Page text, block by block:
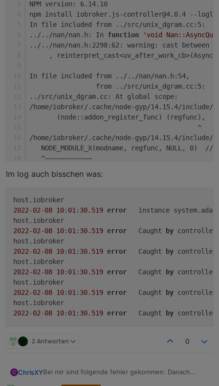
NPM version: 6.14.10
npm install iobroker.js-controller@4.0.4 --
In file included from ../src/unix_dgram.cc:5:
../../nan/nan.h: In function
'void
../../nan/nan.h:2298:62: warning: cast between
,
In file included from ../../nan/nan.h:54,
                 from ../src/unix_dgram.cc:5:
../src/unix_dgram.cc: At global scope:
/home/iobroker/.cache/node-gyp/14.15.4/
(node::addon_register_func) (regfunc),
                                           ^
/home/iobroker/.cache/node-gyp/14.15.4/
NODE_MODULE_X(modname, regfunc, NULL, 0)  //
   ^~~~~~~~~~~~~
NODE_MODULE(unix_dgram, Initialize)
Im log auch bisschen was:
2022-02-08 10: 01: 30.519 error
instance
2022-02-08 10: 01: 30.519 error
	Caught
by
2022-02-08 10: 01: 30.519 error
	Caught
by
2022-02-08 10: 01: 30.519 error
	Caught
by
2022-02-08 10: 01: 30.519 error
	Caught
by
2022-02-08 10: 01: 30.519 error
	Caught
by
2 Antworten 0
C ChrisXYBei mir sind folgende fehler gekommen. Danach